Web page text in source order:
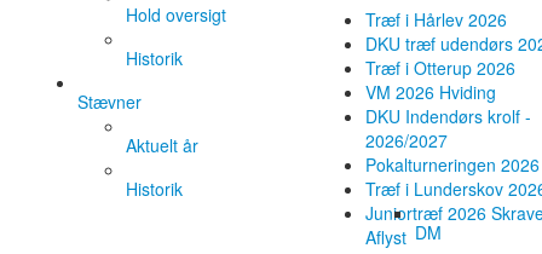
Træf i Hårlev 2026
DKU træf udendørs
Træf i Otterup 2026
VM 2026 Hviding
DKU Indendørs krolf -
2026/2027
Pokalturneringen 2026
Træf i Lunderskov
Juniortræf 2026
Aflyst
Hold oversigt
Historik
Stævner
Aktuelt år
Historik
DM